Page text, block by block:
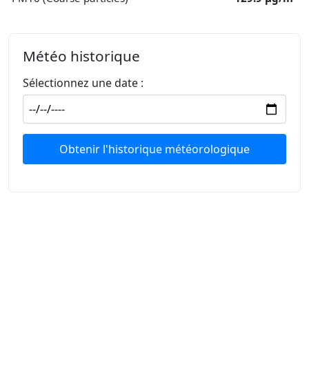
Météo historique
Sélectionnez une date :
Obtenir l'historique météorologique